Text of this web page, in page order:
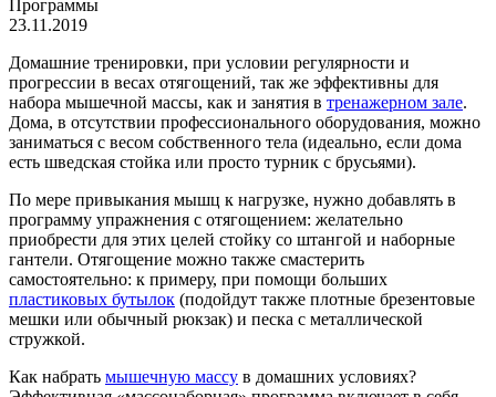
Пpогpаммы
23.11.2019
Домашние тренировки, при условии регулярности и
прогрессии в весах отягощений, так же эффективны для
набора мышечной массы, как и занятия в тренажерном зале.
Дома, в отсутствии профессионального оборудования, можно
заниматься с весом собственного тела (идеально, если дома
есть шведская стойка или просто турник с брусьями).
По мере привыкания мышц к нагрузке, нужно добавлять в
программу упражнения с отягощением: желательно
приобрести для этих целей стойку со штангой и наборные
гантели. Отягощение можно также смастерить
самостоятельно: к примеру, при помощи больших
пластиковых бутылок (подойдут также плотные брезентовые
мешки или обычный рюкзак) и песка с металлической
стружкой.
Как набрать мышечную массу в домашних условиях?